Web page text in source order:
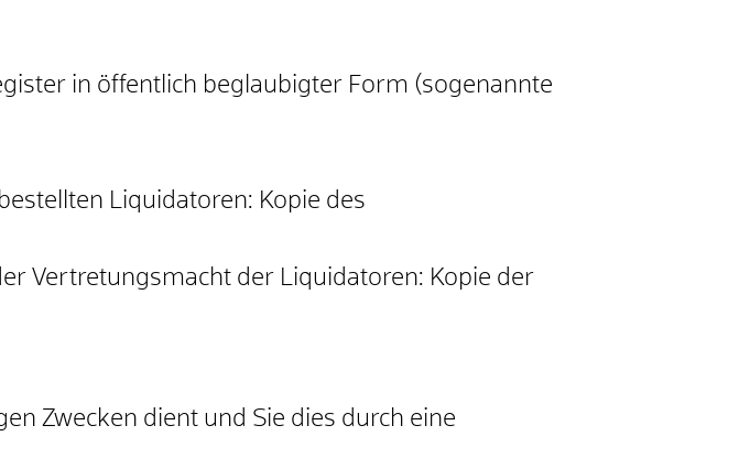
in öffentlich beglaubigter Form (sogenannte
Liquidatoren: Kopie des
Vertretungsmacht der Liquidatoren: Kopie der
Zwecken dient und Sie dies durch eine